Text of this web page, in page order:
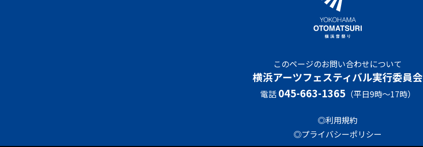
このページのお問い合わせについて
横浜アーツフェスティバル実行委員会
電話 045-663-1365 （平日9時～17時）
◎利用規約
◎プライバシーポリシー